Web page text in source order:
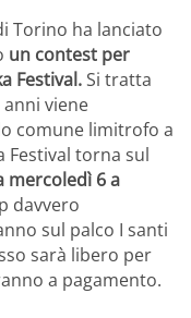
Torino ha lanciato
un contest per
Festival.Si tratta
anni viene
comune limitrofo a
Festival torna sul
mercoledì 6 a
davvero
sul palco I santi
sarà libero per
a pagamento.